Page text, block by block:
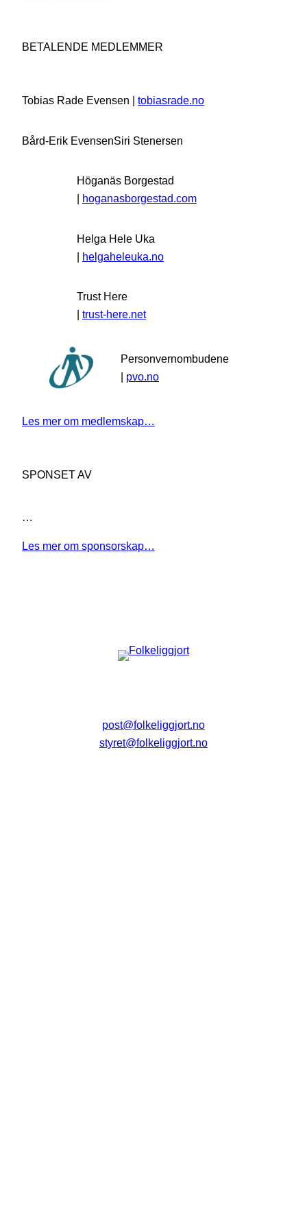
BETALENDE MEDLEMMER
Tobias Rade Evensen | tobiasrade.no
Bård-Erik EvensenSiri Stenersen
Höganäs Borgestad
| hoganasborgestad.com
Helga Hele Uka
| helgaheleuka.no
Trust Here
trust-here.net
Personvernombudene
| pvo.no
Les mer om medlemskap…
SPONSET AV
…
Les mer om sponsorskap…
post@folkeliggjort.no
styret@folkeliggjort.no